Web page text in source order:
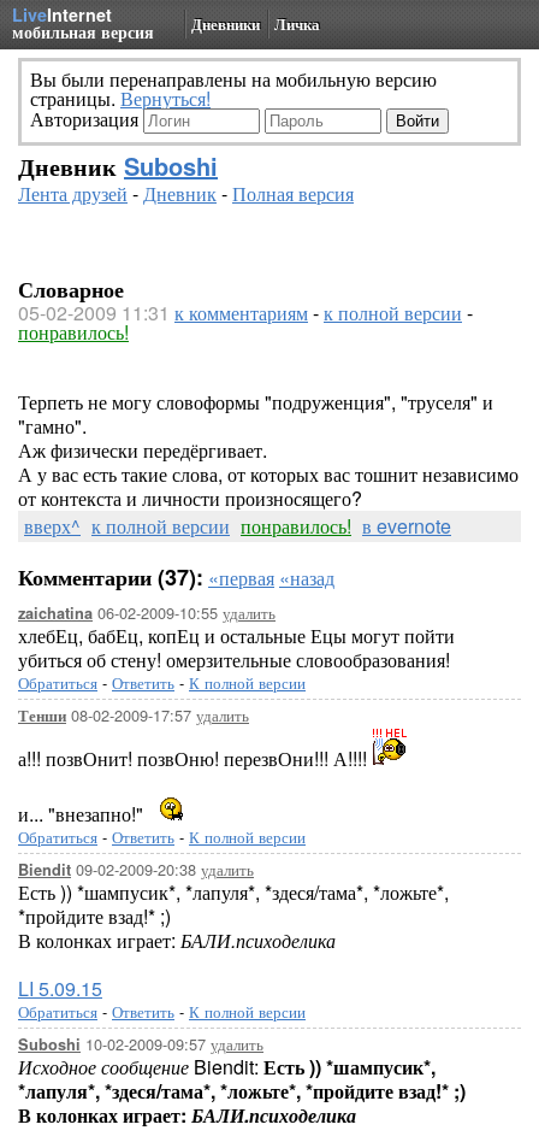
LiveInternet
мобильная версия Дневники Личка
Вы были перенаправлены на мобильную версию
страницы. Вернуться!
Авторизация
Дневник Suboshi
Лента друзей -Дневник-Полная версия
Словарное
05-02-2009 11:31 к комментариям-к полной версии -
понравилось!
Терпеть не могу словоформы "подруженция", "труселя" и
"гамно".
Аж физически передёргивает.
А у вас есть такие слова, от которых вас тошнит независимо
от контекста и личности произносящего?
вверх^ к полной версии понравилось! в evernote
Комментарии (37): «первая «назад
zaichatina 06-02-2009-10:55 удалить
хлебЕц, бабЕц, копЕц и остальные Ецы могут пойти
убиться об стену! омерзительные словообразования!
Обратиться - Ответить - К полной версии
Тенши 08-02-2009-17:57 удалить
а!!! позвОнит! позвОню! перезвОни!!! А!!!!
и... "внезапно!"
Обратиться - Ответить - К полной версии
Biendit 09-02-2009-20:38 удалить
Есть )) *шампусик*, *лапуля*, *здеся/тама*, *ложьте*,
*пройдите взад!* ;)
В колонках играет: БАЛИ.психоделика
LI 5.09.15
Обратиться - Ответить - К полной версии
Suboshi 10-02-2009-09:57 удалить
Исходное сообщение Biendit: Есть )) *шампусик*,
*лапуля*, *здеся/тама*, *ложьте*, *пройдите взад!* ;)
В колонках играет: БАЛИ.психоделика